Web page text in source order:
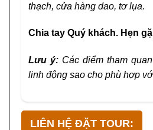
thạch, cửa hàng dao, tơ lụa.
Chia tay Quý khách. Hẹn
Lưu ý: Các điểm tham
linh động sao cho phù hợp
LIÊN HỆ ĐẶT TOUR: